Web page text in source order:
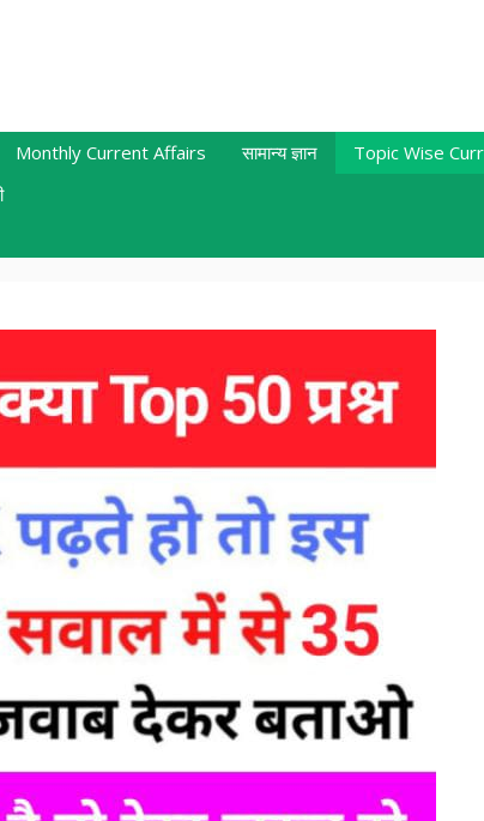
Monthly Current Affairs सामान्य ज्ञान Topic Wise